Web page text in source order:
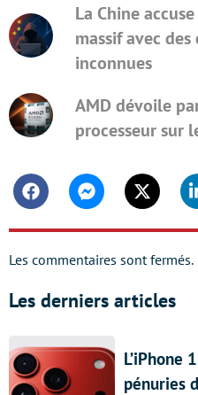
La Chine
massif avec
inconnues
AMD dévoile
processeur sur
FacebookMessengerTwitter
Les commentaires sont fermés.
Les derniers articles
L’iPhone
pénuries